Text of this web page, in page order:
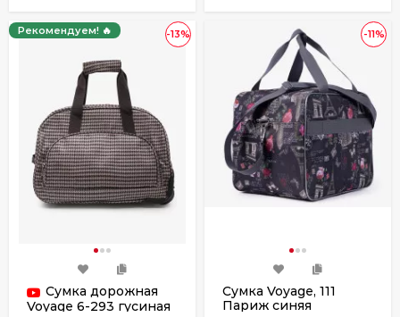
-13%
Рекомендуем! 🔥
Сумка дорожная
Voyage 6-293 гусиная
-11%
Сумка Voyage, 111
Париж синяя